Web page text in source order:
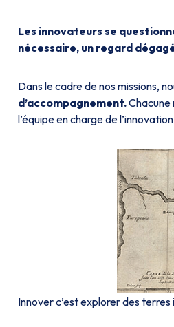
Les innovateurs se
nécessaire, un regard
Dans le cadre de nos missions,
d’accompagnement.Chacune
l’équipe en charge de
Innover c’est explorer des